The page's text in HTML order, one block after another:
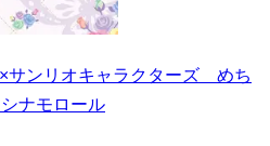
サンリオキャラクターズ めち
ナモロール